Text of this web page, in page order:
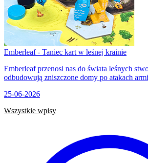
Emberleaf - Taniec kart w leśnej krainie
Emberleaf przenosi nas do świata leśnych
odbudowują zniszczone domy po atakach
25-06-2026
Wszystkie wpisy